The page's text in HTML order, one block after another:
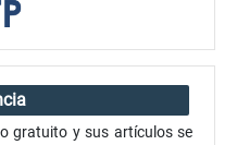
gratuito y sus artículos se